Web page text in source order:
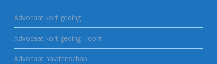
Advocaat kort geding
Advocaat kort geding Hoorn
Advocaat nalatenschap